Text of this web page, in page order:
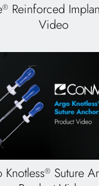
® Reinforced
Video
Knotless® Suture